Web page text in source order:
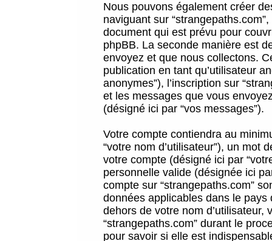
Nous pouvons également créer
naviguant sur
document qui est prévu pour
phpBB. La seconde manière est
envoyez et que nous collectons.
publication en tant qu’utilisateur
anonymes”), l’inscription sur
et les messages que vous
(désigné ici par “vos messages”).
Votre compte contiendra au
“votre nom d’utilisateur”), un mot
votre compte (désigné ici par
personnelle valide (désignée ici
compte sur “strangepaths.com”
données applicables dans le
dehors de votre nom
“strangepaths.com” durant le
pour savoir si elle est